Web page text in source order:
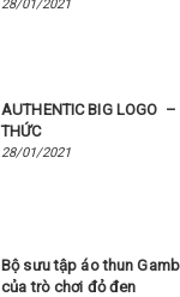
28/01/2021
AUTHENTIC BIG LOGO –
THỨC
28/01/2021
Bộ sưu tập áo thun
của trò chơi đỏ đen ​​​​​​​